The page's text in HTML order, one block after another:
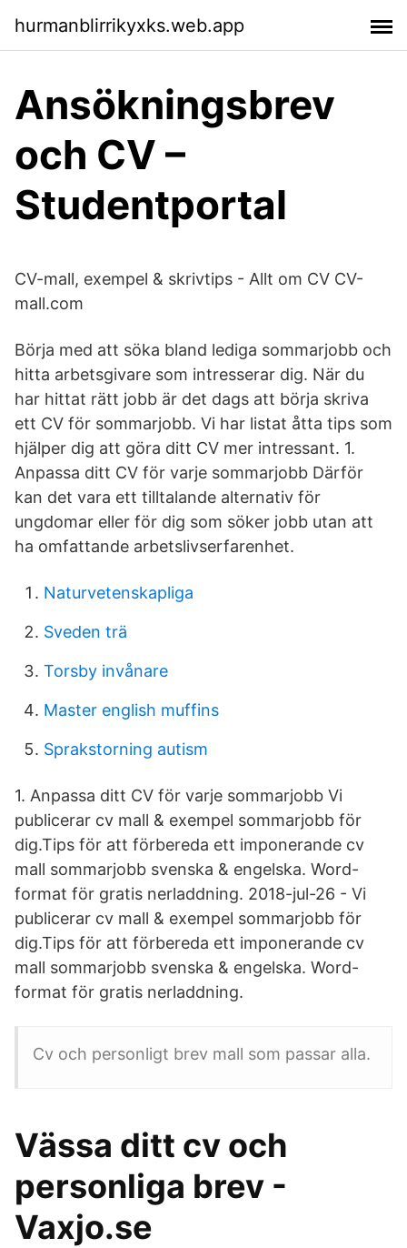
hurmanblirrikyxks.web.app
Ansökningsbrev
och CV –
Studentportal
CV-mall, exempel & skrivtips - Allt om CV CV-
mall.com
Börja med att söka bland lediga sommarjobb och
hitta arbetsgivare som intresserar dig. När du
har hittat rätt jobb är det dags att börja skriva
ett CV för sommarjobb. Vi har listat åtta tips som
hjälper dig att göra ditt CV mer intressant. 1.
Anpassa ditt CV för varje sommarjobb Därför
kan det vara ett tilltalande alternativ för
ungdomar eller för dig som söker jobb utan att
ha omfattande arbetslivserfarenhet.
Naturvetenskapliga
Sveden trä
Torsby invånare
Master english muffins
Sprakstorning autism
1. Anpassa ditt CV för varje sommarjobb Vi
publicerar cv mall & exempel sommarjobb för
dig.Tips för att förbereda ett imponerande cv
mall sommarjobb svenska & engelska. Word-
format för gratis nerladdning. 2018-jul-26 - Vi
publicerar cv mall & exempel sommarjobb för
dig.Tips för att förbereda ett imponerande cv
mall sommarjobb svenska & engelska. Word-
format för gratis nerladdning.
Cv och personligt brev mall som passar alla.
Vässa ditt cv och
personliga brev -
Vaxjo.se